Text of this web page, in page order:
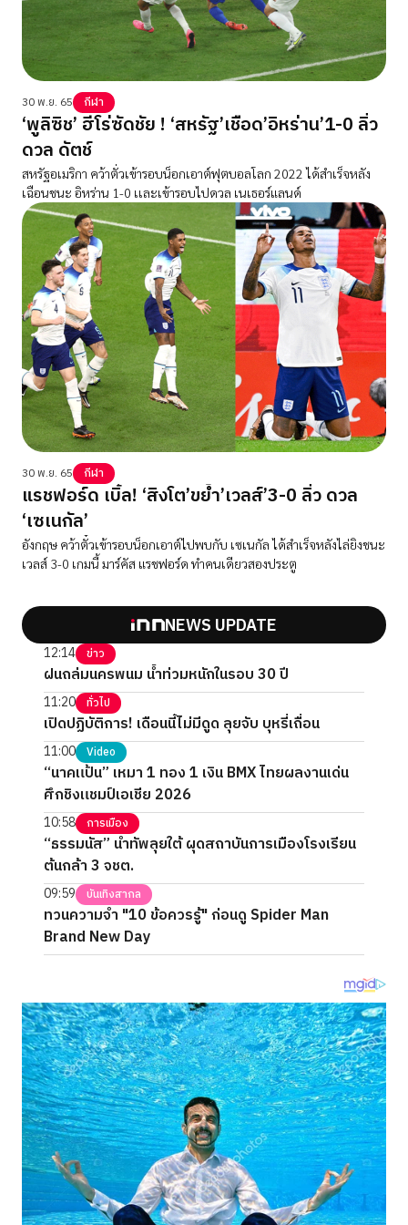
30 พ.ย. 65 กีฬา
‘พูลิซิช’ ฮีโร่ซัดชัย ! ‘สหรัฐ’เชือด’อิหร่าน’1-0 ลิ่ว
ดวล ดัตช์
สหรัฐอเมริกา คว้าตั่วเข้ารอบน็อกเอาต์ฟุตบอลโลก 2022 ได้สำเร็จหลัง
เฉือนชนะ อิหร่าน 1-0 เเละเข้ารอบไปดวล เนเธอร์แลนด์
30 พ.ย. 65 กีฬา
แรชฟอร์ด เบิ้ล! ‘สิงโต’ขย้ำ’เวลส์’3-0 ลิ่ว ดวล
‘เซเนกัล’
อังกฤษ คว้าตั๋วเข้ารอบน็อกเอาต์ไปพบกับ เซเนกัล ได้สำเร็จหลังไล่ยิงชนะ
เวลส์ 3-0 เกมนี้ มาร์คัส แรชฟอร์ด ทำคนเดียวสองประตู
NEWS UPDATE
12:14 ข่าว
ฝนถล่มนครพนม น้ำท่วมหนักในรอบ 30 ปี
11:20 ทั่วไป
เปิดปฏิบัติการ! เดือนนี้ไม่มีดูด ลุยจับ บุหรี่เถื่อน
11:00 Video
“นาคแป้น” เหมา 1 ทอง 1 เงิน BMX ไทยผลงานเด่น
ศึกชิงแชมป์เอเชีย 2026
10:58 การเมือง
“ธรรมนัส” นำทัพลุยใต้ ผุดสถาบันการเมืองโรงเรียน
ต้นกล้า 3 จชต.
09:59 บันเทิงสากล
ทวนความจำ "10 ข้อควรรู้" ก่อนดู Spider Man
Brand New Day